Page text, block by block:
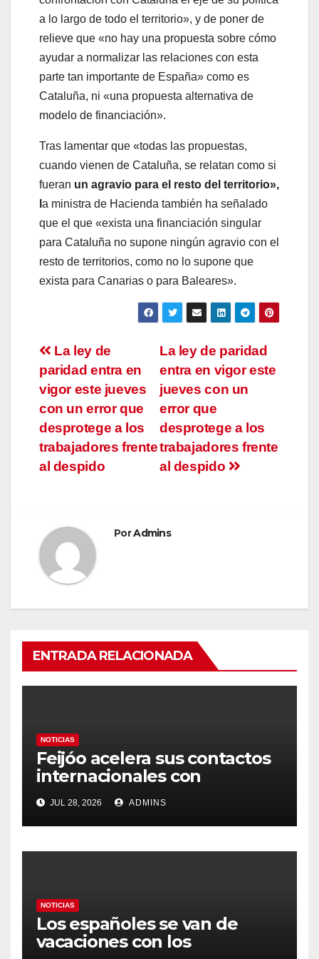
a lo largo de todo el territorio», y de poner de
relieve que «no hay una propuesta sobre cómo
ayudar a normalizar las relaciones con esta
parte tan importante de España» como es
Cataluña, ni «una propuesta alternativa de
modelo de financiación».
Tras lamentar que «todas las propuestas,
cuando vienen de Cataluña, se relatan como si
fueran un agravio para el resto del territorio»,
a ministra de Hacienda también ha señalado
que el que «exista una financiación singular
para Cataluña no supone ningún agravio con el
resto de territorios, como no lo supone que
exista para Canarias o para Baleares».
Navegación
de
entradas
La ley de paridad
entra en vigor este
jueves con un
error que
desprotege a los
trabajadores frente
al despido
La ley de
paridad entra en
vigor este jueves
con un error que
desprotege a los
trabajadores frente
al despido
PorAdmins
ENTRADA RELACIONADA
NOTICIAS
Feijóo acelera sus contactos
internacionales con
Latinoamérica como socio
prioritario en su agenda de
gobierno
JUL 28, 2026 ADMINS
NOTICIAS
Los españoles se van de
vacaciones con los